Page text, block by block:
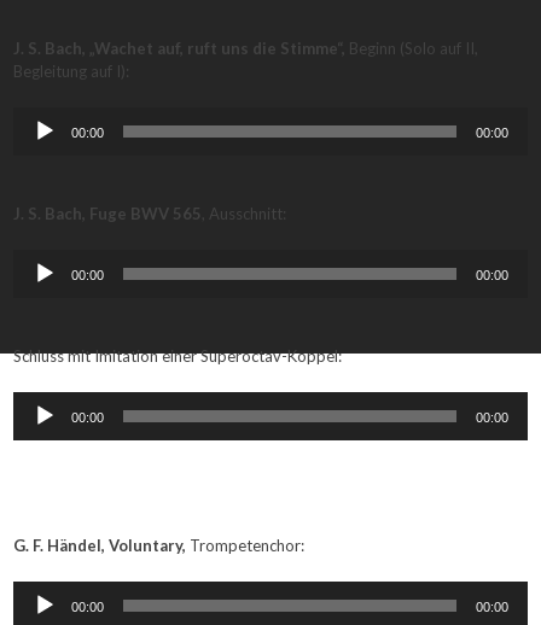
J. S. Bach, „Wachet auf, ruft uns die Stimme“, Beginn (Solo auf II,
Begleitung auf I):
Audio-
Player
00:00 00:00
J. S. Bach, Fuge BWV 565 , Ausschnitt:
Audio-
Player
00:00 00:00
Schluss mit Imitation einer Superoctav-Koppel:
Audio-
Player
00:00 00:00
G. F. Händel, Voluntary, Trompetenchor:
Audio-
Player
00:00 00:00